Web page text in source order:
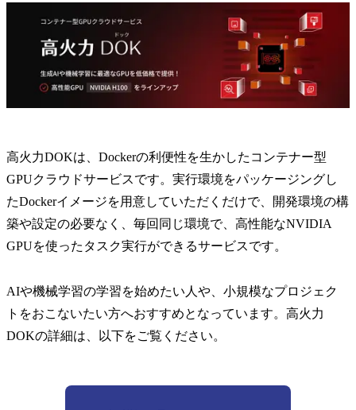
高火力DOKは、Dockerの利便性を生かしたコンテナー型
GPUクラウドサービスです。実行環境をパッケージングし
たDockerイメージを用意していただくだけで、開発環境の構
築や設定の必要なく、毎回同じ環境で、高性能なNVIDIA
GPUを使ったタスク実行ができるサービスです。
AIや機械学習の学習を始めたい人や、小規模なプロジェク
トをおこないたい方へおすすめとなっています。高火力
DOKの詳細は、以下をご覧ください。